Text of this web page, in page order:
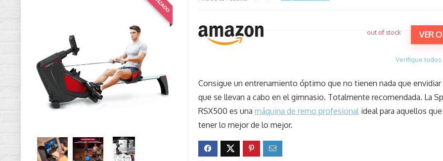
VER
out of stock
Verifique todos
Consigue un entrenamiento óptimo que no tienen nada que envidiar
que se llevan a cabo en el gimnasio. Totalmente recomendada. La
RSX500 es una máquina de remo profesionalideal para aquellos
tener lo mejor de lo mejor.